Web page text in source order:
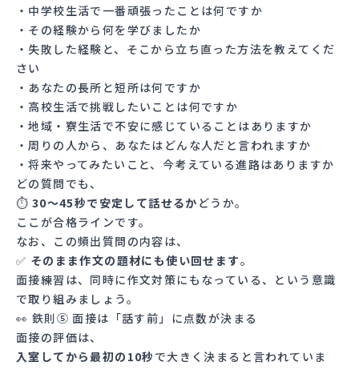
・中学校生活で一番頑張ったことは何ですか
・その経験から何を学びましたか
・失敗した経験と、そこから立ち直った方法を教えてくだ
さい
・あなたの長所と短所は何ですか
・高校生活で挑戦したいことは何ですか
・地域・寮生活で不安に感じていることはありますか
・周りの人から、あなたはどんな人だと言われますか
・将来やってみたいこと、今考えている進路はありますか
どの質問でも、
⏱ 30〜45秒で安定して話せるか どうか。
ここが合格ラインです。
なお、この頻出質問の内容は、
✅ そのまま作文の題材にも使い回せます。
面接練習は、同時に作文対策にもなっている、という意識
で取り組みましょう。
👀 鉄則⑤ 面接は「話す前」に点数が決まる
面接の評価は、
入室してから最初の10秒 で大きく決まると言われていま